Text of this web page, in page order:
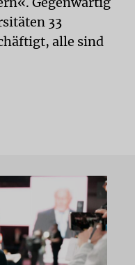
33
alle sind